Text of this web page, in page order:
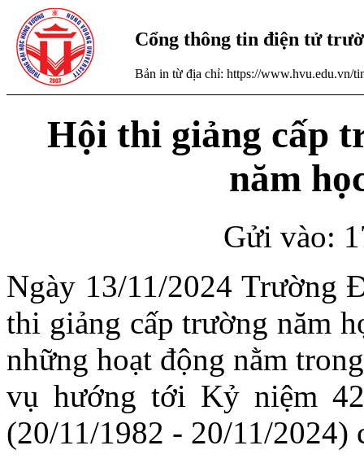
Cổng thông tin điện tử
Bản in từ địa chỉ: https://www.hvu.edu.vn/
Hội thi giảng cấp
năm
Gửi vào:
Ngày 13/11/2024 Trường
thi giảng cấp trường năm
những hoạt động nằm
vụ hướng tới Kỷ niệm
(20/11/1982 - 20/11/2024)